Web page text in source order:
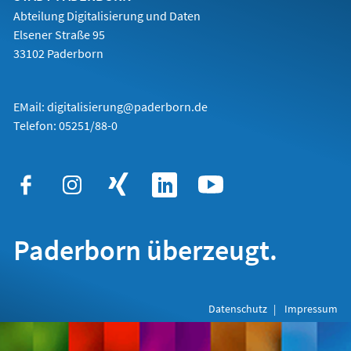
Abteilung Digitalisierung und Daten
Elsener Straße 95
33102 Paderborn
EMail: digitalisierung@paderborn.de
Telefon: 05251/88-0
Paderborn überzeugt.
Datenschutz Impressum